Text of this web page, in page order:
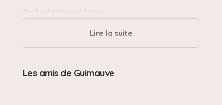
Sa balade préférée
Toute les promenade.Lire la suite
Les amis de Guimauve